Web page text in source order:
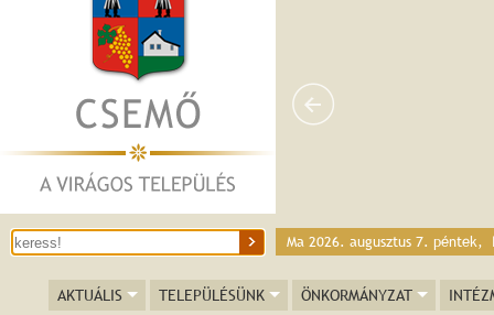
Ma 2026. augusztus 7. péntek,
AKTUÁLIS TELEPÜLÉSÜNK ÖNKORMÁNYZAT